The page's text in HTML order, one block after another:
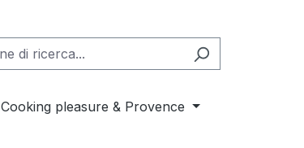
Cooking pleasure & Provence